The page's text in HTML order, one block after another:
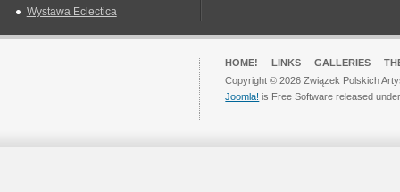
Wystawa Eclectica
HOME! LINKS GALLERIES
Copyright © 2026 Związek Polskich
Joomla! is Free Software released